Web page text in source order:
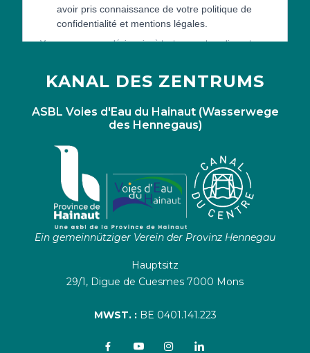
KANAL DES ZENTRUMS
ASBL Voies d'Eau du Hainaut (Wasserwege
des Hennegaus)
Ein gemeinnütziger Verein der Provinz Hennegau
Hauptsitz
29/1, Digue de Cuesmes 7000 Mons
MWST. :BE 0401.141.223